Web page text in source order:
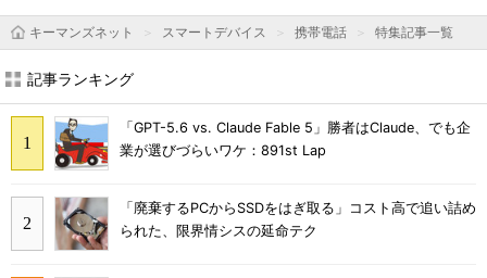
キーマンズネット スマートデバイス 携帯電話 特集記事一覧
記事ランキング
「GPT-5.6 vs. Claude Fable 5」勝者はClaude、でも企
業が選びづらいワケ：891st Lap
「廃棄するPCからSSDをはぎ取る」コスト高で追い詰め
られた、限界情シスの延命テク